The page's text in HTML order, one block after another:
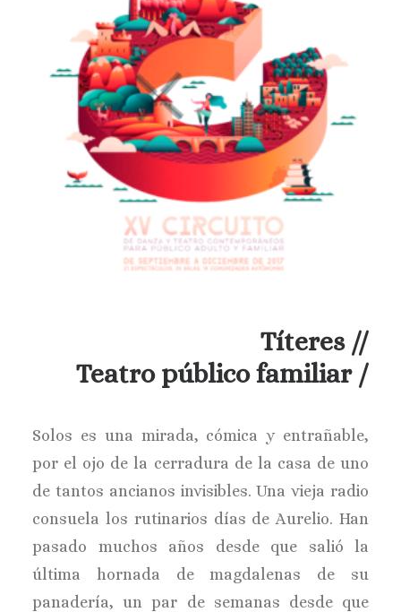
Títeres //
Teatro público familiar /
Solos es una mirada, cómica y entrañable,
por el ojo de la cerradura de la casa de uno
de tantos ancianos invisibles. Una vieja radio
consuela los rutinarios días de Aurelio. Han
pasado muchos años desde que salió la
última hornada de magdalenas de su
panadería, un par de semanas desde que